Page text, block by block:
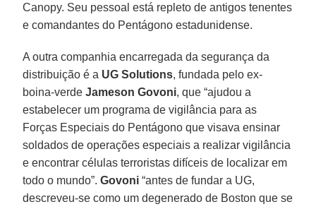
Canopy. Seu pessoal está repleto de antigos tenentes
e comandantes do Pentágono estadunidense.
A outra companhia encarregada da segurança da
distribuição é a UG Solutions, fundada pelo ex-
boina-verdeJameson Govoni, que “ajudou a
estabelecer um programa de vigilância para as
Forças Especiais do Pentágono que visava ensinar
soldados de operações especiais a realizar vigilância
e encontrar células terroristas difíceis de localizar em
todo o mundo”.Govoni “antes de fundar a UG,
descreveu-se como um degenerado de Boston que se